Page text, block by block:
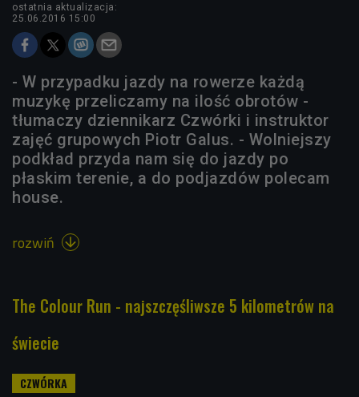
ostatnia aktualizacja:
25.06.2016 15:00
- W przypadku jazdy na rowerze każdą
muzykę przeliczamy na ilość obrotów -
tłumaczy dziennikarz Czwórki i instruktor
zajęć grupowych Piotr Galus. - Wolniejszy
podkład przyda nam się do jazdy po
płaskim terenie, a do podjazdów polecam
house.
rozwiń 
The Colour Run - najszczęśliwsze 5 kilometrów na
świecie